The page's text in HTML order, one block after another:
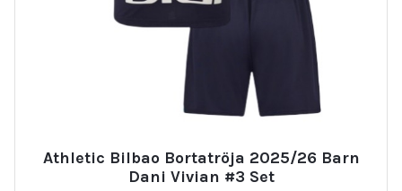
Athletic Bilbao Bortatröja 2025/26 Barn
Dani Vivian #3 Set